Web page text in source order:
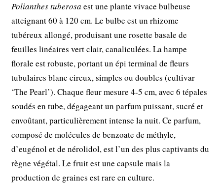
Polianthes tuberosa est une plante vivace bulbeuse
atteignant 60 à 120 cm. Le bulbe est un rhizome
tubéreux allongé, produisant une rosette basale de
feuilles linéaires vert clair, canaliculées. La hampe
florale est robuste, portant un épi terminal de fleurs
tubulaires blanc cireux, simples ou doubles (cultivar
‘The Pearl’). Chaque fleur mesure 4-5 cm, avec 6 tépales
soudés en tube, dégageant un parfum puissant, sucré et
envoûtant, particulièrement intense la nuit. Ce parfum,
composé de molécules de benzoate de méthyle,
d’eugénol et de nérolidol, est l’un des plus captivants du
règne végétal. Le fruit est une capsule mais la
production de graines est rare en culture.